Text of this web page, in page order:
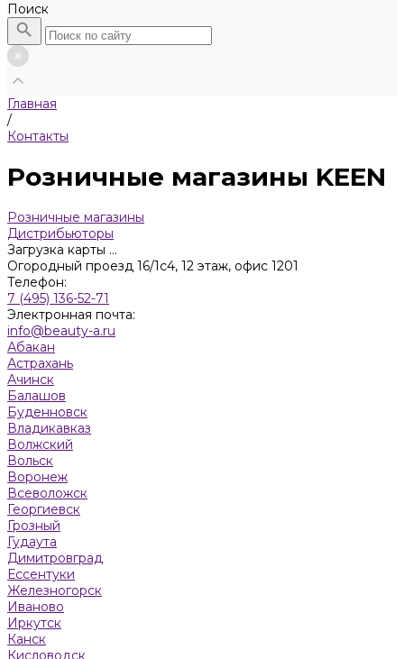
Поиск
Главная
/
Контакты
Розничные магазины KEEN
Розничные магазины
Дистрибьюторы
Загрузка карты ...
Огородный проезд 16/1с4, 12 этаж, офис 1201
Телефон:
7 (495) 136-52-71
Электронная почта:
info@beauty-a.ru
Абакан
Астрахань
Ачинск
Балашов
Буденновск
Владикавказ
Волжский
Вольск
Воронеж
Всеволожск
Георгиевск
Грозный
Гудаута
Димитровград
Ессентуки
Железногорск
Иваново
Иркутск
Канск
Кисловодск